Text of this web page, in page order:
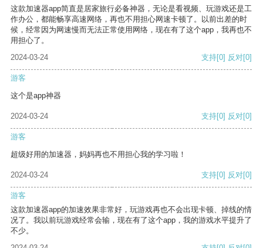
这款加速器app简直是居家旅行必备神器，无论是看视频、玩游戏还是工
作办公，都能畅享高速网络，再也不用担心网速卡顿了。以前出差的时
候，经常因为网速慢而无法正常使用网络，现在有了这个app，我再也不
用担心了。
2024-03-24
支持[0] 反对[0]
游客
这个是app神器
2024-03-24 支持[0] 反对[0]
游客
超级好用的加速器，妈妈再也不用担心我的学习啦！
2024-03-24 支持[0] 反对[0]
游客
这款加速器app的加速效果非常好，玩游戏再也不会出现卡顿、掉线的情
况了。我以前玩游戏经常会输，现在有了这个app，我的游戏水平提升了
不少。